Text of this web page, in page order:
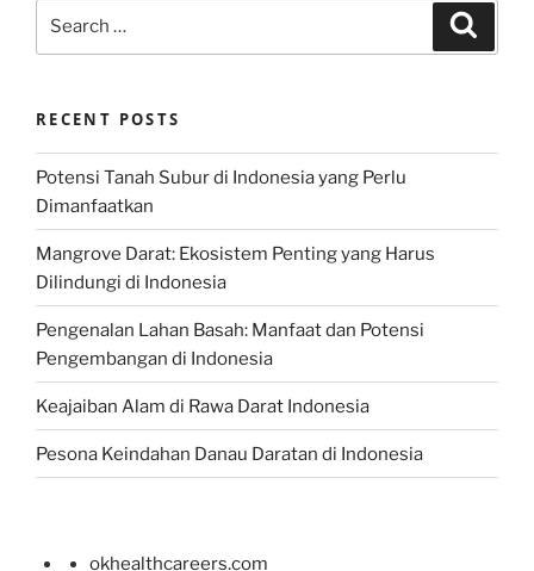
RECENT POSTS
Potensi Tanah Subur di Indonesia yang Perlu
Dimanfaatkan
Mangrove Darat: Ekosistem Penting yang Harus
Dilindungi di Indonesia
Pengenalan Lahan Basah: Manfaat dan Potensi
Pengembangan di Indonesia
Keajaiban Alam di Rawa Darat Indonesia
Pesona Keindahan Danau Daratan di Indonesia
okhealthcareers.com